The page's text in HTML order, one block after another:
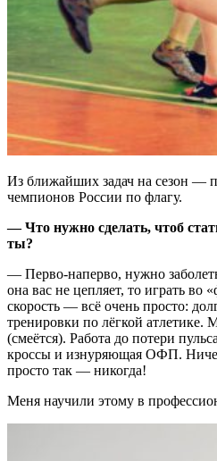
Из ближайших задач на сезон —
чемпионов России по флагу.
— Что нужно сделать, чтоб
ты?
— Перво-наперво, нужно
она вас не цепляет, то играть во
скорость — всё очень просто:
тренировки по лёгкой атлетике.
(смеётся). Работа до потери
кроссы и изнуряющая ОФП.
просто так — никогда!
Меня научили этому в